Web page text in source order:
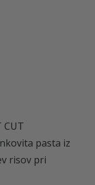
CUT
pasta iz
risov pri